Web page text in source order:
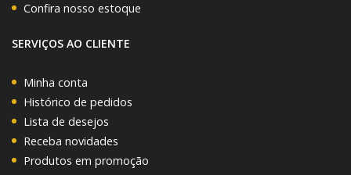
Confira nosso estoque
SERVIÇOS AO CLIENTE
Minha conta
Histórico de pedidos
Lista de desejos
Receba novidades
Produtos em promoção